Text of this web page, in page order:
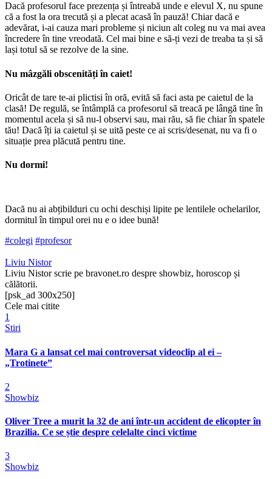
Dacă profesorul face prezența și întreabă unde e elevul X, nu spune
că a fost la ora trecută și a plecat acasă în pauză! Chiar dacă e
adevărat, i-ai cauza mari probleme și niciun alt coleg nu va mai avea
încredere în tine vreodată. Cel mai bine e să-ți vezi de treaba ta și să
lași totul să se rezolve de la sine.
Nu mâzgăli obscenități în caiet!
Oricât de tare te-ai plictisi în oră, evită să faci asta pe caietul de la
clasă! De regulă, se întâmplă ca profesorul să treacă pe lângă tine în
momentul acela și să nu-l observi sau, mai rău, să fie chiar în spatele
tău! Dacă îți ia caietul și se uită peste ce ai scris/desenat, nu va fi o
situație prea plăcută pentru tine.
Nu dormi!
Dacă nu ai abțibilduri cu ochi deschiși lipite pe lentilele ochelarilor,
dormitul în timpul orei nu e o idee bună!
#colegi #profesor
Liviu Nistor
Liviu Nistor scrie pe bravonet.ro despre showbiz, horoscop și
călătorii.
[psk_ad 300x250]
Cele mai citite
1
Stiri
Mara G a lansat cel mai controversat videoclip al ei –
„Trotinete”
2
Showbiz
Oliver Tree a murit la 32 de ani într-un accident de elicopter în
Brazilia. Ce se știe despre celelalte cinci victime
3
Showbiz